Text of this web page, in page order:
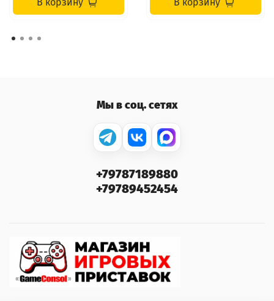
Мы в соц. сетях
+79787189880
+79789452454